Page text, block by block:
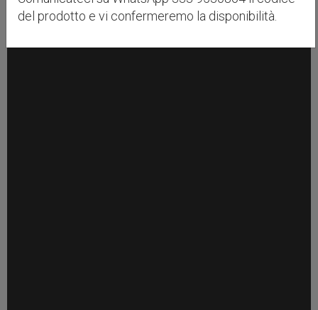
del prodotto e vi confermeremo la disponibilità.